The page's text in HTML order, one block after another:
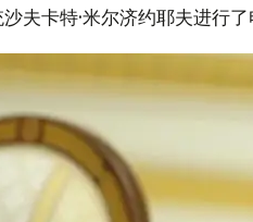
夫卡特·米尔济约耶夫进行了